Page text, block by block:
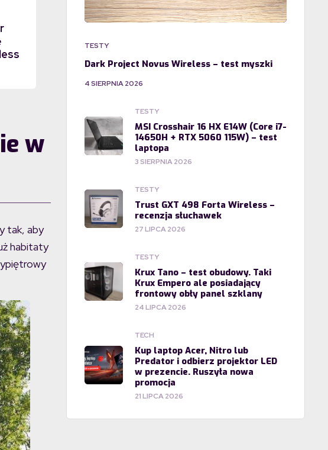
w
tak, aby
habitaty
TESTY
Dark Project Novus Wireless – test myszki
4 SIERPNIA 2026
TESTY
MSI Crosshair 16 HX E14W (Core i7-
14650H + RTX 5060 115W) – test
laptopa
3 SIERPNIA 2026
TESTY
Trust GXT 498 Forta Wireless –
recenzja słuchawek
27 LIPCA 2026
TESTY
Krux Tano – test obudowy. Taki
Krux Empero ale posiadający
frontowy obły panel szklany
24 LIPCA 2026
TECH
Kup laptop Acer, Nitro lub
Predator i odbierz projektor LED
w prezencie. Ruszyła nowa
promocja
21 LIPCA 2026